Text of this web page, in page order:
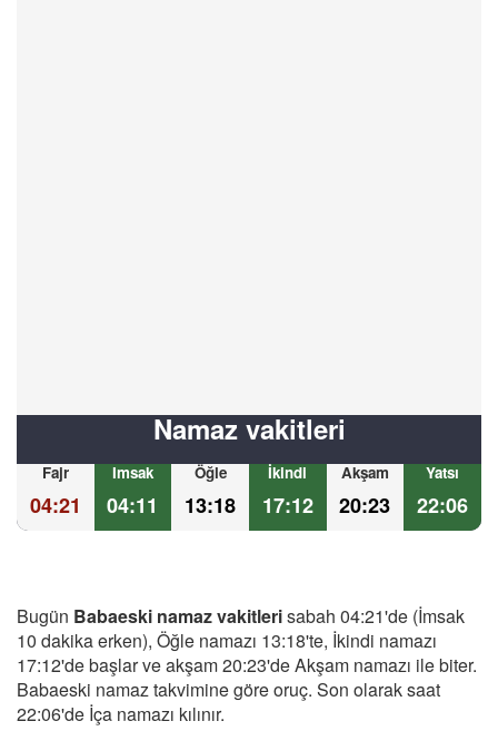
Namaz vakitleri
Fajr
04:21
Imsak
04:11
Öğle
13:18
İkindi
17:12
Akşam
20:23
Yatsı
22:06
Bugün Babaeski namaz vakitlerisabah 04:21'de (İmsak
10 dakika erken), Öğle namazı 13:18'te, İkindi namazı
17:12'de başlar ve akşam 20:23'de Akşam namazı ile biter.
Babaeski namaz takvimine göre oruç. Son olarak saat
22:06'de İça namazı kılınır.